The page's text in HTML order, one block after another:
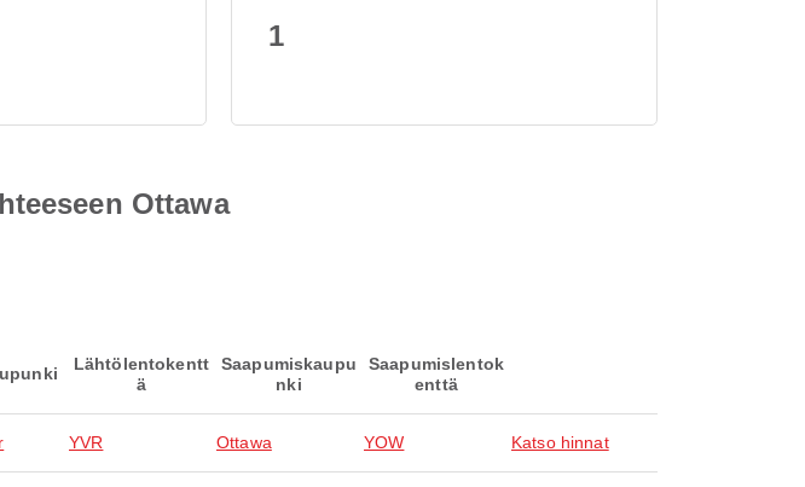
1
Ottawa
Lähtölentokentt
ä
Saapumiskaupu
nki
Saapumislentok
enttä
YVR Ottawa YOW Katso hinnat